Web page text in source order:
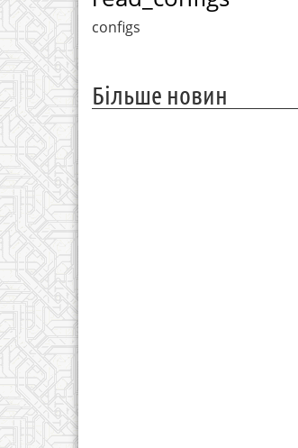
configs
Більше новин